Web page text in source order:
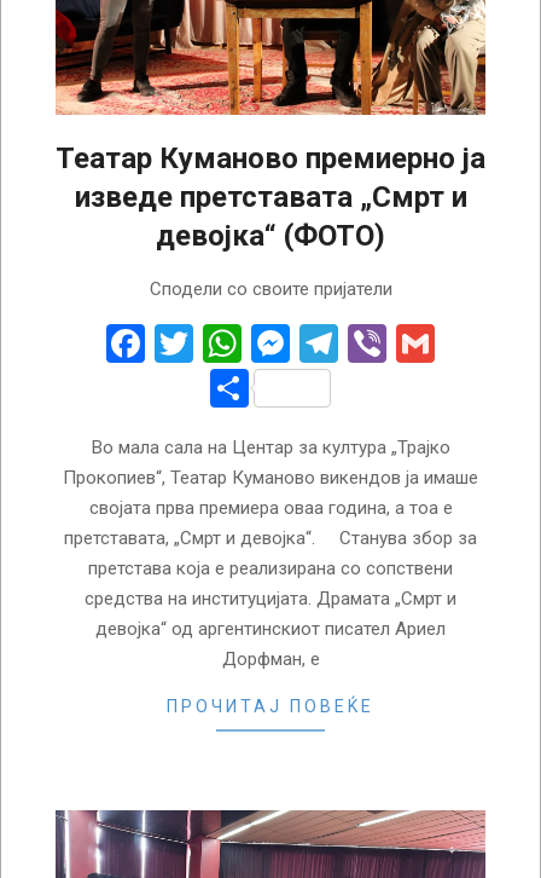
Театар Куманово премиерно ја
изведе претставата „Смрт и
девојка“ (ФОТО)
Сподели со своите пријатели
Facebook
Twitter
WhatsApp
Messenger
Telegram
Viber
Share
Во мала сала на Центар за култура „Трајко
Прокопиев“, Театар Куманово викендов ја имаше
својата прва премиера оваа година, а тоа е
претставата, „Смрт и девојка“. Станува збор за
претстава која е реализирана со сопствени
средства на институцијата. Драмата „Смрт и
девојка“ од аргентинскиот писател Ариел
Дорфман, е
ПРОЧИТАЈ ПОВЕЌЕ